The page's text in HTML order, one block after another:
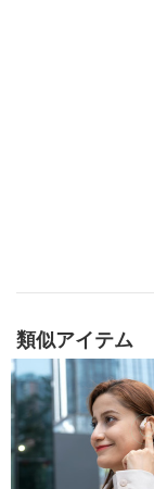
類似アイテム